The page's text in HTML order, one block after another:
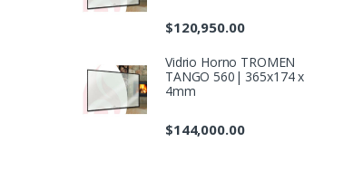
$120,950.00
Vidrio Horno TROMEN
TANGO 560| 365x174 x
4mm
$144,000.00